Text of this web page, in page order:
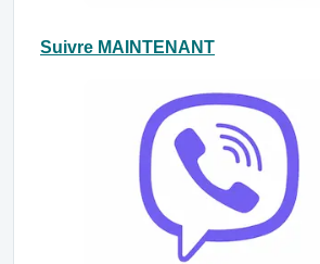
Suivre MAINTENANT